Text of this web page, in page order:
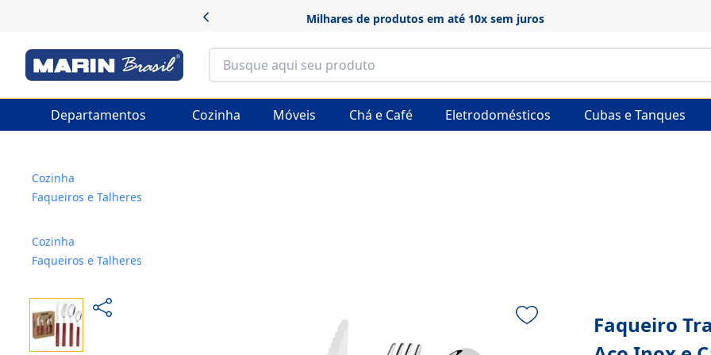
Frete grátis em produtos selecionados
Departamentos Cozinha Móveis Chá e Café Eletrodomésticos Cubas e Tanques
Cozinha
Faqueiros e Talheres
Cozinha
Faqueiros e Talheres
Faqueiro